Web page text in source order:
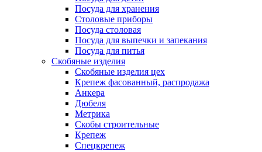
Посуда для хранения
Столовые приборы
Посуда столовая
Посуда для выпечки и запекания
Посуда для питья
Скобяные изделия
Скобяные изделия цех
Крепеж фасованный, распродажа
Анкера
Дюбеля
Метрика
Скобы строительные
Крепеж
Спецкрепеж